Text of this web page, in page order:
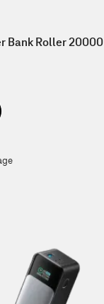
Bank Roller 20000